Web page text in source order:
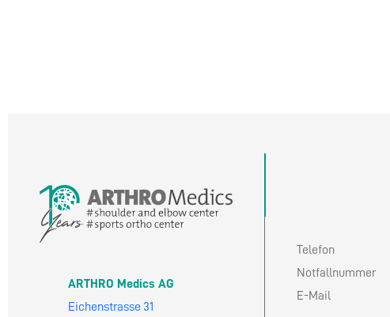
ARTHRO Medics AG
Eichenstrasse 31
Telefon
Notfallnummer
E-Mail